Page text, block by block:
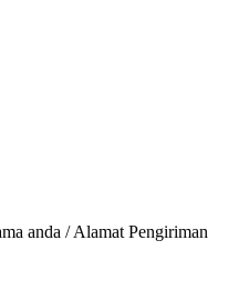
anda / Alamat Pengiriman